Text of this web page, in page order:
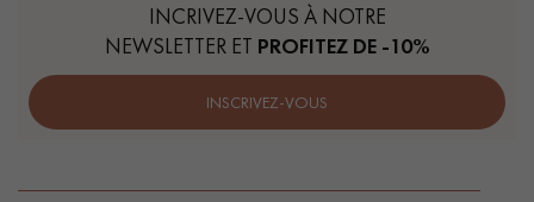
INCRIVEZ-VOUS À NOTRE
NEWSLETTER ET PROFITEZ DE -10%
INSCRIVEZ-VOUS